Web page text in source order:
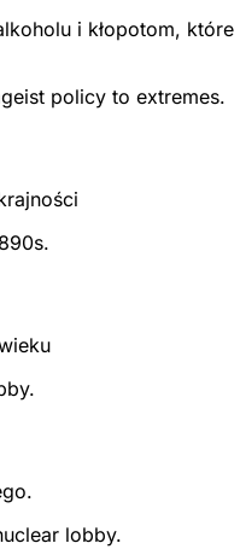
i kłopotom, które
policy to extremes.
lobby.